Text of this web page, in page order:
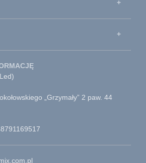
„Grzymały” 2 paw. 44